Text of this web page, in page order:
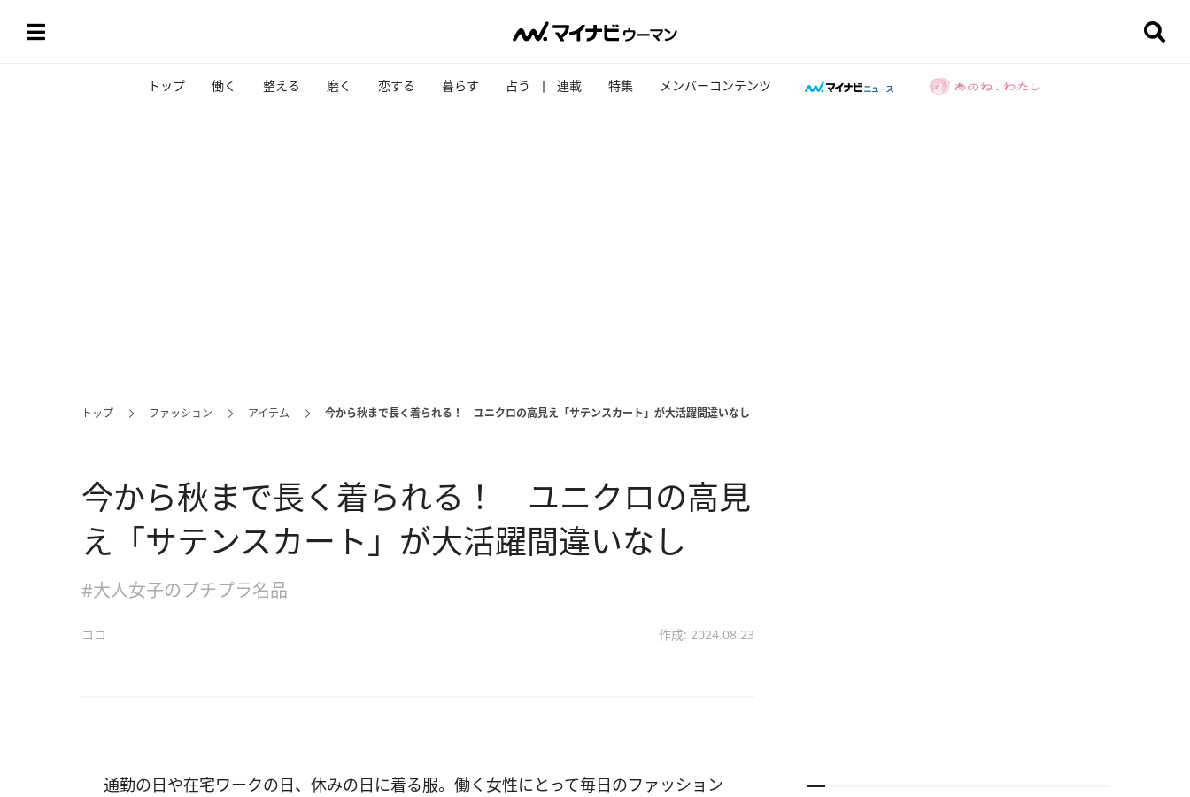
トップ 働く 整える 磨く 恋する 暮らす 占う 連載 特集 メンバーコンテンツ
トップ ファッション アイテム 今から秋まで長く着られる！ ユニクロの高見え「サテンスカート」が大活躍間違いなし
今から秋まで長く着られる！ ユニクロの高見
え「サテンスカート」が大活躍間違いなし
#大人女子のプチプラ名品
ココ 作成: 2024.08.23
通勤の日や在宅ワークの日、休みの日に着る服。働く女性にとって毎日のファッション